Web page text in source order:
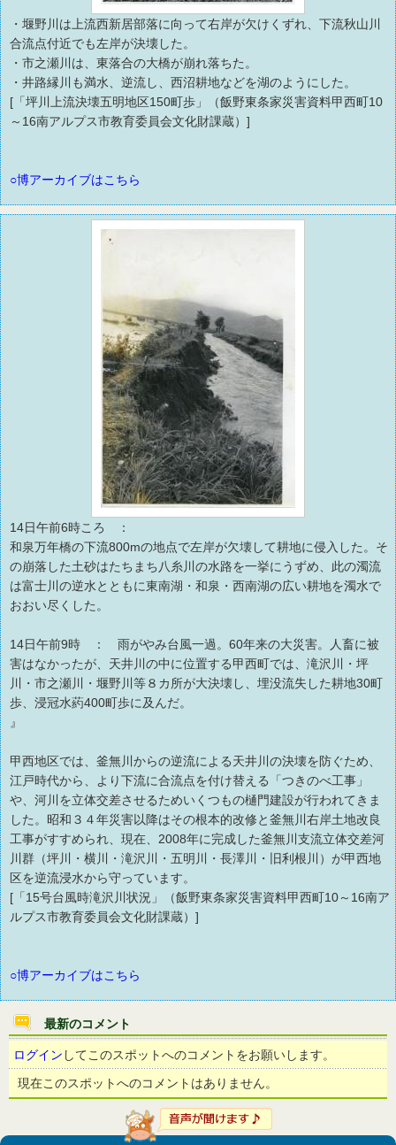
・堰野川は上流西新居部落に向って右岸が欠けくずれ、下流秋山川
合流点付近でも左岸が決壊した。
・市之瀬川は、東落合の大橋が崩れ落ちた。
・井路縁川も満水、逆流し、西沼耕地などを湖のようにした。
[「坪川上流決壊五明地区150町歩」（飯野東条家災害資料甲西町10
～16南アルプス市教育委員会文化財課蔵）]
○博アーカイブはこちら
14日午前6時ころ ：
和泉万年橋の下流800mの地点で左岸が欠壊して耕地に侵入した。そ
の崩落した土砂はたちまち八糸川の水路を一挙にうずめ、此の濁流
は富士川の逆水とともに東南湖・和泉・西南湖の広い耕地を濁水で
おおい尽くした。
14日午前9時 ： 雨がやみ台風一過。60年来の大災害。人畜に被
害はなかったが、天井川の中に位置する甲西町では、滝沢川・坪
川・市之瀬川・堰野川等８カ所が大決壊し、埋没流失した耕地30町
歩、浸冠水葯400町歩に及んだ。
』
甲西地区では、釜無川からの逆流による天井川の決壊を防ぐため、
江戸時代から、より下流に合流点を付け替える「つきのべ工事」
や、河川を立体交差させるためいくつもの樋門建設が行われてきま
した。昭和３４年災害以降はその根本的改修と釜無川右岸土地改良
工事がすすめられ、現在、2008年に完成した釜無川支流立体交差河
川群（坪川・横川・滝沢川・五明川・長澤川・旧利根川）が甲西地
区を逆流浸水から守っています。
[「15号台風時滝沢川状況」（飯野東条家災害資料甲西町10～16南ア
ルプス市教育委員会文化財課蔵）]
○博アーカイブはこちら
最新のコメント
ログイン してこのスポットへのコメントをお願いします。
現在このスポットへのコメントはありません。